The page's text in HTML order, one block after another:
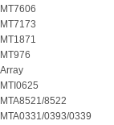
MT7606
MT7173
MT1871
MT976
Array
MTI0625
MTA8521/8522
MTA0331/0393/0339